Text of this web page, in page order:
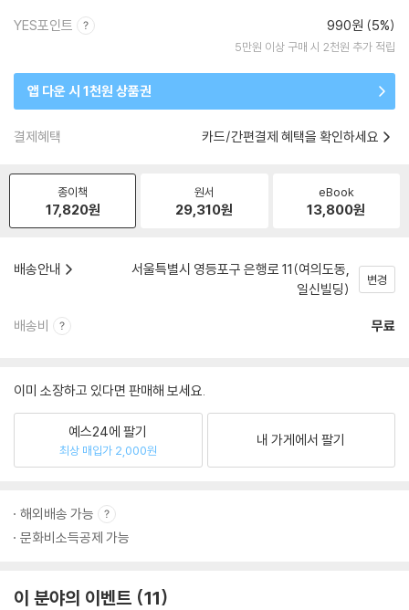
YES포인트 990원 (5%)
5만원 이상 구매 시 2천원 추가 적립
앱 다운 시 1천원 상품권
결제혜택 카드/간편결제 혜택을 확인하세요
종이책
17,820원
원서
29,310원
eBook
13,800원
배송안내
서울특별시 영등포구 은행로 11(여의도동,
일신빌딩)
변경
배송비 무료
이미 소장하고 있다면 판매해 보세요.
예스24에 팔기
최상 매입가 2,000원
내 가게에서 팔기
해외배송 가능
문화비소득공제 가능
이 분야의 이벤트 11